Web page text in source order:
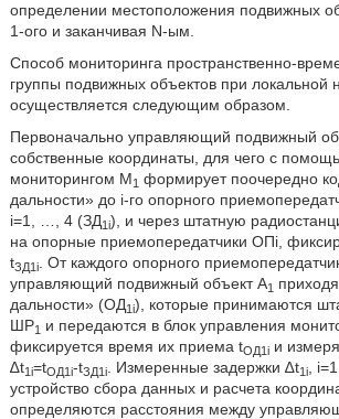
определении местоположения подвижных
1-ого и заканчивая N-ым.
Способ мониторинга пространственно-
группы подвижных объектов при локальной
осуществляется следующим образом.
Первоначально управляющий подвижный
собственные координаты, для чего с
мониторингом М1 формирует поочередно
дальности» до i-го опорного
i=1, …, 4 (ЗД1i), и через штатную
на опорные приемопередатчики ОПi,
tЗД1i. От каждого опорного
управляющий подвижный объект А1
дальности» (ОД1i), которые принимаются
ШР1 и передаются в блок управления
фиксируется время их приема tОД1iи
∆t1i=tОД1i-tЗД1i. Измеренные задержки ∆t1i,
устройство сбора данных и расчета
определяются расстояния между